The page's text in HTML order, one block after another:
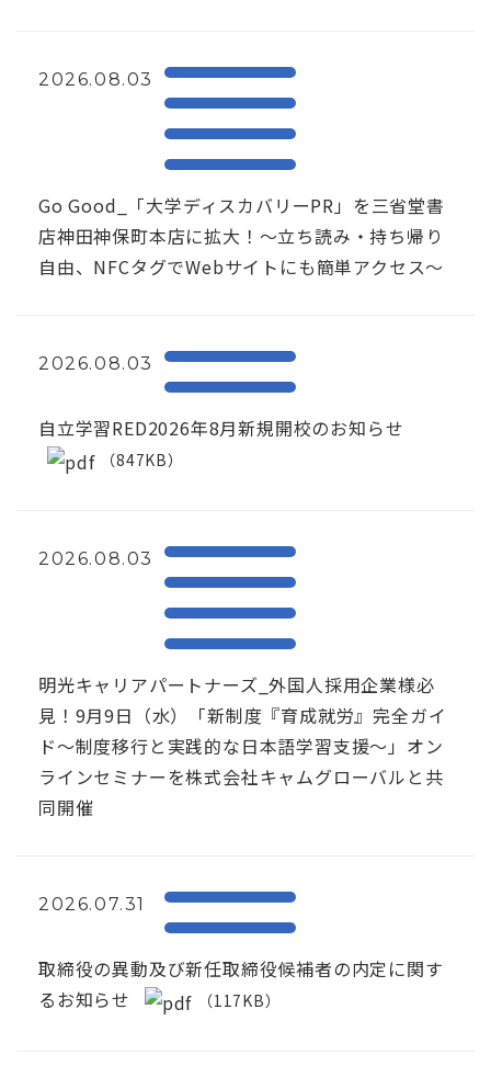
2026.08.03
Go Good_「大学ディスカバリーPR」を三省堂書
店神田神保町本店に拡大！〜立ち読み・持ち帰り
自由、NFCタグでWebサイトにも簡単アクセス～
2026.08.03
自立学習RED2026年8月新規開校のお知らせ
（847KB）
2026.08.03
明光キャリアパートナーズ_外国人採用企業様必
見！9月9日（水）「新制度『育成就労』完全ガイ
ド～制度移行と実践的な日本語学習支援～」オン
ラインセミナーを株式会社キャムグローバルと共
同開催
2026.07.31
取締役の異動及び新任取締役候補者の内定に関す
るお知らせ
（117KB）